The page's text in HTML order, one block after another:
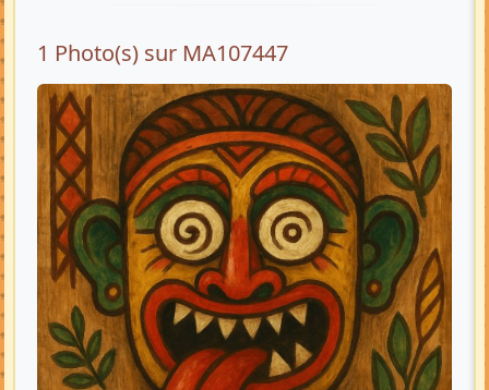
1 Photo(s) sur MA107447